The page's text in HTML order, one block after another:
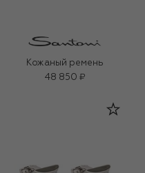
Кожаный ремень
48 850 ₽